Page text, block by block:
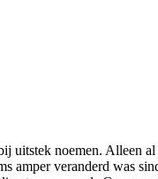
uitstek noemen. Alleen
veranderd was